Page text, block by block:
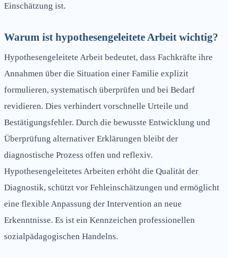
Einschätzung ist.
Warum ist hypothesengeleitete Arbeit wichtig?
Hypothesengeleitete Arbeit bedeutet, dass Fachkräfte ihre
Annahmen über die Situation einer Familie explizit
formulieren, systematisch überprüfen und bei Bedarf
revidieren. Dies verhindert vorschnelle Urteile und
Bestätigungsfehler. Durch die bewusste Entwicklung und
Überprüfung alternativer Erklärungen bleibt der
diagnostische Prozess offen und reflexiv.
Hypothesengeleitetes Arbeiten erhöht die Qualität der
Diagnostik, schützt vor Fehleinschätzungen und ermöglicht
eine flexible Anpassung der Intervention an neue
Erkenntnisse. Es ist ein Kennzeichen professionellen
sozialpädagogischen Handelns.